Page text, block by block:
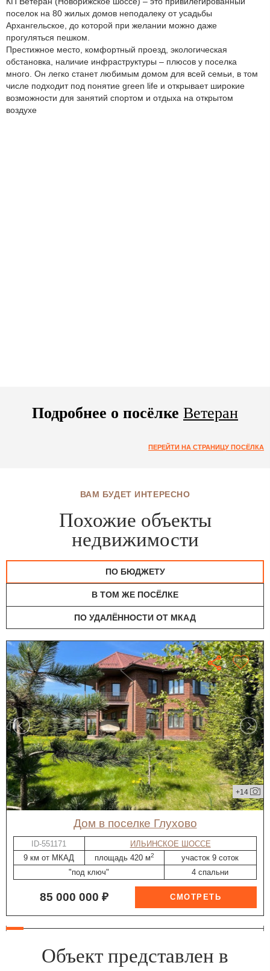
поселок на 80 жилых домов неподалеку от усадьбы
Архангельское, до которой при желании можно даже
прогуляться пешком.
Престижное место, комфортный проезд, экологическая
обстановка, наличие инфраструктуры – плюсов у поселка
много. Он легко станет любимым домом для всей семьи, в том
числе подходит под понятие green life и открывает широкие
возможности для занятий спортом и отдыха на открытом
воздухе
Подробнее о посёлке Ветеран
ПЕРЕЙТИ НА СТРАНИЦУ ПОСЁЛКА
ВАМ БУДЕТ ИНТЕРЕСНО
Похожие объекты
недвижимости
ПО БЮДЖЕТУ
В ТОМ ЖЕ ПОСЁЛКЕ
ПО УДАЛЁННОСТИ ОТ МКАД
+14
дом в поселке Глухово
ID-551171
ИЛЬИНСКОЕ ШОССЕ
9 км от МКАД
площадь 420 м2
участок 9 соток
"под ключ"
4 спальни
85 000 000 ₽
Объект представлен в